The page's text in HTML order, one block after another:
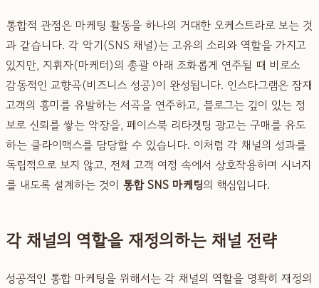
통합적 관점은 마케팅 활동을 하나의 거대한 오케스트라로 보는 것
과 같습니다. 각 악기(SNS 채널)는 고유의 소리와 역할을 가지고
있지만, 지휘자(마케터)의 총괄 아래 조화롭게 연주될 때 비로소
감동적인 교향곡(비즈니스 성공)이 완성됩니다. 인스타그램은 잠재
고객의 흥미를 유발하는 서곡을 연주하고, 블로그는 깊이 있는 정
보로 신뢰를 쌓는 악장을, 페이스북 리타겟팅 광고는 구매를 유도
하는 클라이맥스를 담당할 수 있습니다. 이처럼 각 채널의 성과를
독립적으로 보지 않고, 전체 고객 여정 속에서 상호작용하며 시너지
를 내도록 설계하는 것이 통합 SNS 마케팅의 핵심입니다.
각 채널의 역할을 재정의하는 채널 전략
성공적인 통합 마케팅을 위해서는 각 채널의 역할을 명확히 재정의